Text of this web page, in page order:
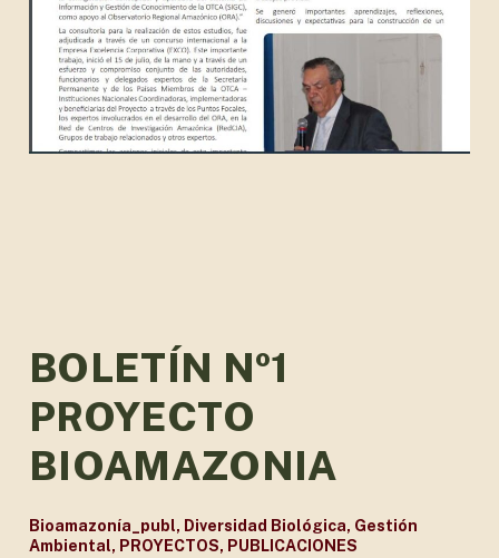
BOLETÍN Nº1
PROYECTO
BIOAMAZONIA
Bioamazonía_publ, Diversidad Biológica, Gestión
Ambiental, PROYECTOS, PUBLICACIONES